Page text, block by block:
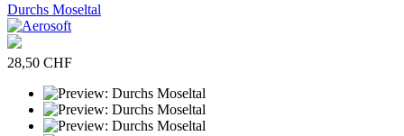
Durchs Moseltal
28,50 CHF